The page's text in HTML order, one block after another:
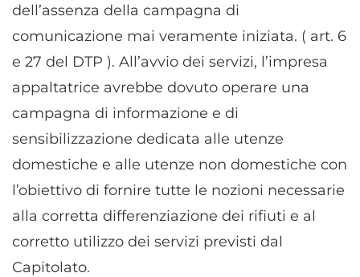
dell’assenza della campagna di
comunicazione mai veramente iniziata. ( art. 6
e 27 del DTP ). All’avvio dei servizi, l’impresa
appaltatrice avrebbe dovuto operare una
campagna di informazione e di
sensibilizzazione dedicata alle utenze
domestiche e alle utenze non domestiche con
l’obiettivo di fornire tutte le nozioni necessarie
alla corretta differenziazione dei rifiuti e al
corretto utilizzo dei servizi previsti dal
Capitolato.